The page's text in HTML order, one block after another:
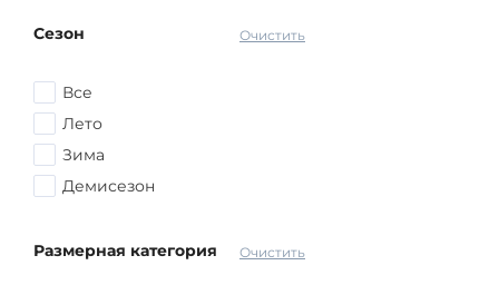
Розовый
Желтый
Голубой
Оранжевый
другой
Очистить
Сезон
Все
Лето
Зима
Демисезон
Очистить
Размерная категория